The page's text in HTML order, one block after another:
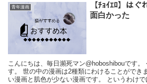
青年漫画
【ﾁｮｲｴﾛ】は
面白かった
こんにちは、毎日瀕死マン@hoboshibouです。 今日は漫画のご紹介で
す。 世の中の漫画は2種類にわけることができ
い漫画と肌色が少ない漫画です。 というわけでほとんど肌色に展開さ